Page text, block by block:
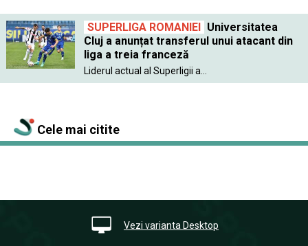
SUPERLIGA ROMANIEI
Universitatea
Cluj a anunțat transferul unui atacant din
liga a treia franceză
Liderul actual al Superligii a...
Cele mai citite
Vezi varianta Desktop